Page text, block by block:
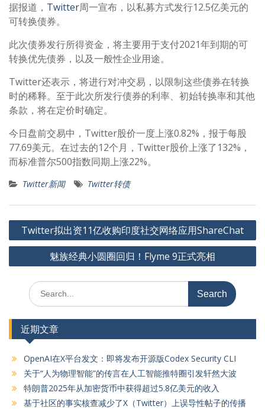
据报道， Twitter周一宣布，以私募方式发行12.5亿美元的
可转换债券。
此次债券发行所得资金，将主要用于支付2021年到期的可
转换优先债券，以及一般性企业用途。
Twitter还表示，将进行对冲交易，以限制这些债券在转换
时的稀释。至于此次所发行债券的利率、初始转换率和其他
条款，将在定价时确定。
今日盘前交易中，Twitter股价一度上涨0.82%，报于每股
77.69美元。在过去的12个月，Twitter股价上涨了132%，
而标准普尔500指数同期上涨22%。
Twitter新闻 Twitter转债
文
章
Twitter拟出资11亿收购印度社交网络应用ShareChat
魅族经典小圆圈回归！Flyme 9正式亮相
Search
for:
近期文章
OpenAI在X平台发文：即将发布开源版Codex Security CLI
关于“人为物理智能”的传言在人工智能推特圈引发轩然大波
特朗普2025年从加密货币中获得超过5.8亿美元的收入
基于社区的事实核查减少了X（Twitter）上误导性帖子的传播